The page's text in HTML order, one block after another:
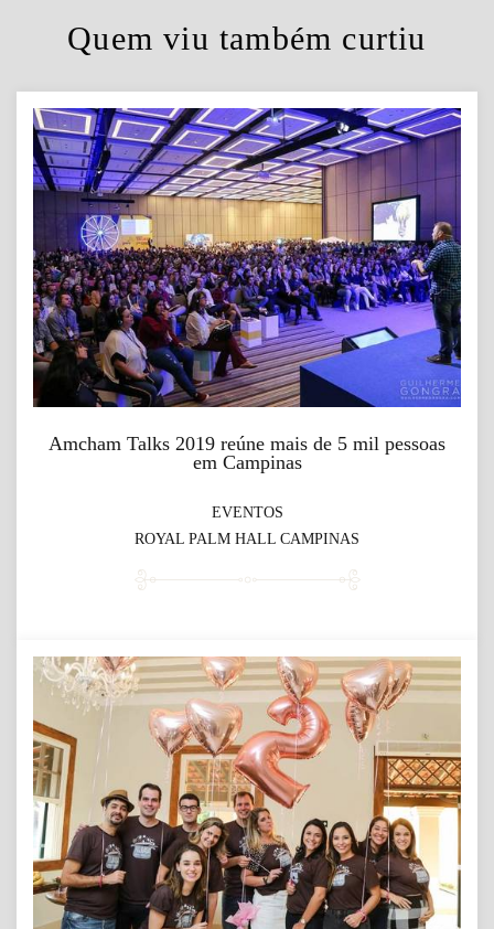
Quem viu também curtiu
Amcham Talks 2019 reúne mais de 5 mil pessoas
em Campinas
EVENTOS
ROYAL PALM HALL CAMPINAS